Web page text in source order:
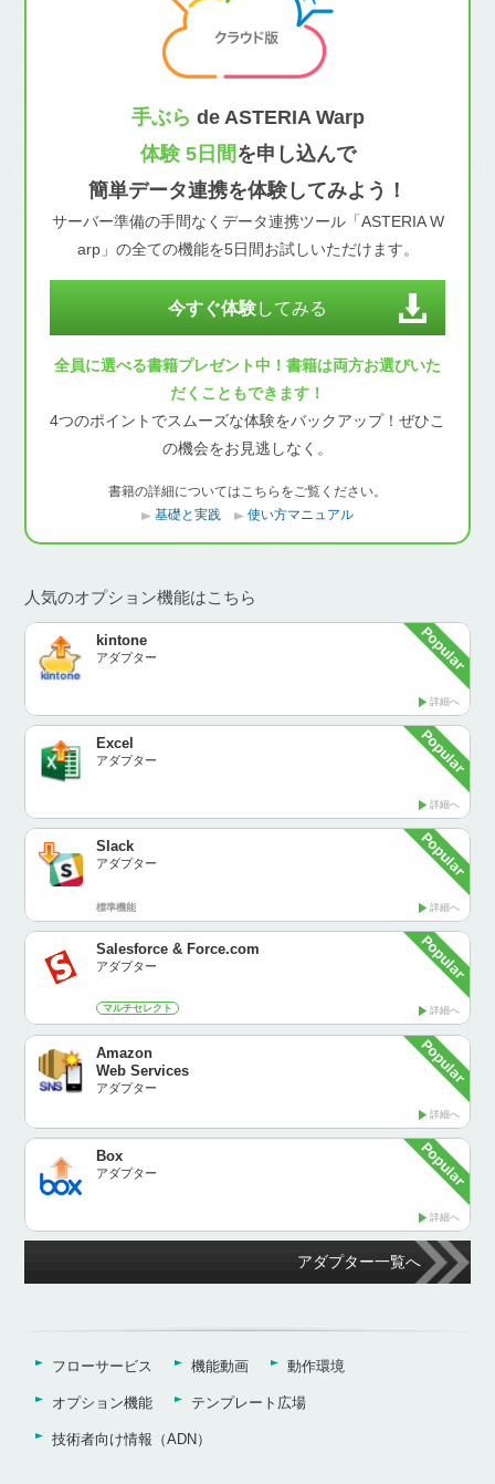
手ぶら de ASTERIA Warp
体験 5日間を申し込んで
簡単データ連携を体験してみよう！
サーバー準備の手間なくデータ連携ツール「ASTERIA W
arp」の全ての機能を5日間お試しいただけます。
今すぐ体験してみる
全員に選べる書籍プレゼント中！書籍は両方お選びいた
だくこともできます！
4つのポイントでスムーズな体験をバックアップ！ぜひこ
の機会をお見逃しなく。
書籍の詳細についてはこちらをご覧ください。
基礎と実践
使い方マニュアル
人気のオプション機能はこちら
kintone
アダプター
詳細へ
Excel
アダプター
詳細へ
Slack
アダプター
詳細へ
標準機能
Salesforce & Force.com
アダプター
詳細へ
マルチセレクト
Amazon
Web Services
アダプター
詳細へ
Box
アダプター
詳細へ
アダプター一覧へ
フローサービス 機能動画 動作環境
オプション機能 テンプレート広場
技術者向け情報（ADN）